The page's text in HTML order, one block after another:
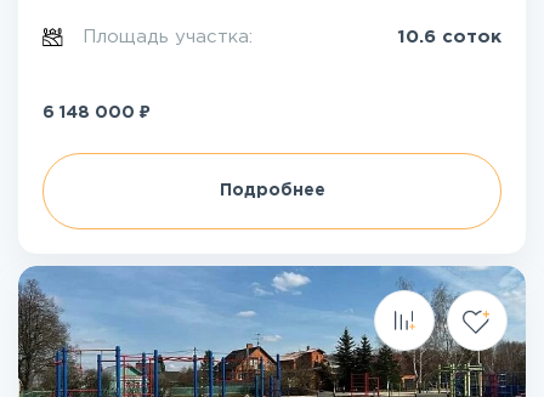
Площадь участка: 10.6 соток
6 148 000 ₽
Подробнее